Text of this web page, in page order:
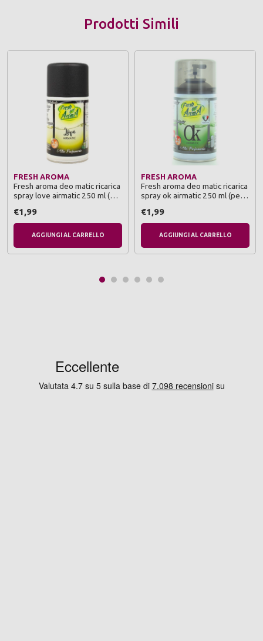
Prodotti Simili
FRESH AROMA
Fresh aroma deo matic ricarica
spray love airmatic 250 ml (per
€1,99
AGGIUNGI AL CARRELLO
FRESH AROMA
Fresh aroma deo matic ricarica
spray ok airmatic 250 ml (per
€1,99
AGGIUNGI AL CARRELLO